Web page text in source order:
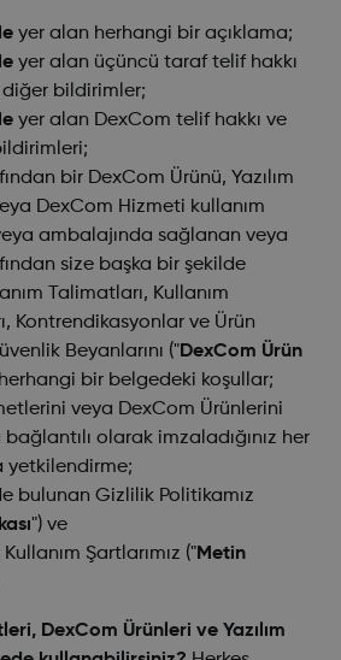
yer alan herhangi bir açıklama;
yer alan üçüncü taraf telif hakkı
bildirimler;
yer alan DexCom telif hakkı ve
bir DexCom Ürünü, Yazılım
DexCom Hizmeti kullanım
ambalajında sağlanan veya
size başka bir şekilde
Talimatları, Kullanım
Kontrendikasyonlar ve Ürün
Beyanlarını ("DexCom Ürün
bir belgedeki koşullar;
veya DexCom Ürünlerini
bağlantılı olarak imzaladığınız her
yetkilendirme;
bulunan Gizlilik Politikamız
") ve
Şartlarımız ("Metin
DexCom Ürünleri ve Yazılım